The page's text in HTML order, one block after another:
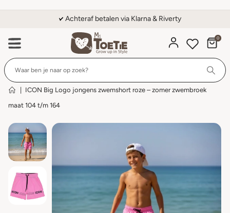
Achteraf betalen via Klarna & Riverty
0
ICON Big Logo jongens zwemshort roze – zomer zwembroek
maat 104 t/m 164